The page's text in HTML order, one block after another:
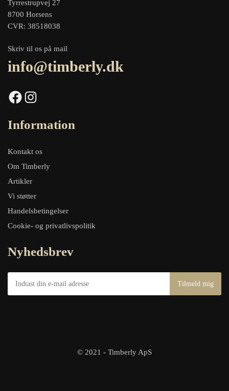
Tyrrestrupvej 27
8700 Horsens
CVR: 38518038
Skriv til os på mail
info@timberly.dk
Facebook Instagram
Information
Kontakt os
Om Timberly
Artikler
Vi støtter
Handelsbetingelser
Cookie- og privatlivspolitik
Nyhedsbrev
© 2021 - Timberly ApS